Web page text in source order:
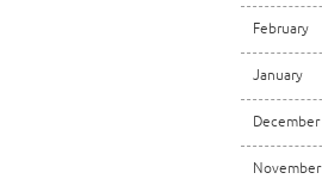
February
January
December
November